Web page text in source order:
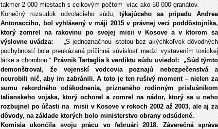
takmer 2 000 miestach s celkovým počtom viac ako 50 000 granátov.
Konečný rozsudok odvolacieho súdu,týkajúceho sa prípadu Andrea
Antonacciho, bol vyhlásený v máji 2015 v právnej veci poddôstojníka,
ktorý zomrel na rakovinu po svojej misii v Kosove a v ktorom sa
výslovne uvádza: „S jednoznačnou istotou bez akýchkoľvek dôvodných
pochybností bola preukázaná príčinná súvislosť medzi vystavením toxickej
látke a chorobou.“ Právnik Tartaglia k verdiktu súdu uviedol: „Súd týmto
demonštroval, že vojenskí vodcovia poznajú nebezpečenstvá a
neurobili nič, aby im zabránili. A toto je ten rušivý moment – nielen za
sumu rekordného odškodnenia, priznaného rodinným príslušníkom
talianskeho vojaka, ktorý ochorel a zomrel na nádor, ktorý sa u neho
rozbujnel po účasti na misii v Kosove v rokoch 2002 až 2003, ale aj za
dôvody, na základe ktorých bolo ministerstvo obrany odsúdené.
Komisia ukončila svoju prácu vo februári 2018. Záverečná správa